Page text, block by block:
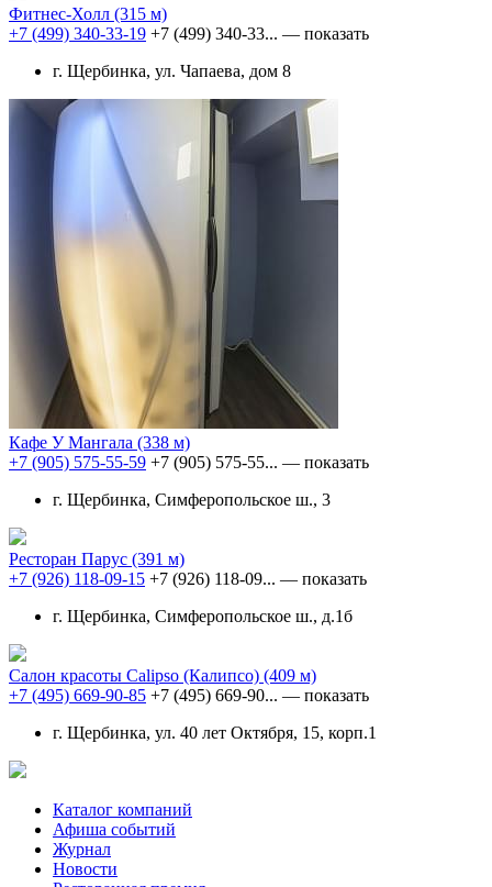
Фитнес-Холл (315 м)
+7 (499) 340-33-19 +7 (499) 340-33... — показать
г. Щербинка, ул. Чапаева, дом 8
Кафе У Мангала (338 м)
+7 (905) 575-55-59 +7 (905) 575-55... — показать
г. Щербинка, Симферопольское ш., 3
Ресторан Парус (391 м)
+7 (926) 118-09-15 +7 (926) 118-09... — показать
г. Щербинка, Симферопольское ш., д.1б
Салон красоты Calipso (Калипсо) (409 м)
+7 (495) 669-90-85 +7 (495) 669-90... — показать
г. Щербинка, ул. 40 лет Октября, 15, корп.1
Каталог компаний
Афиша событий
Журнал
Новости